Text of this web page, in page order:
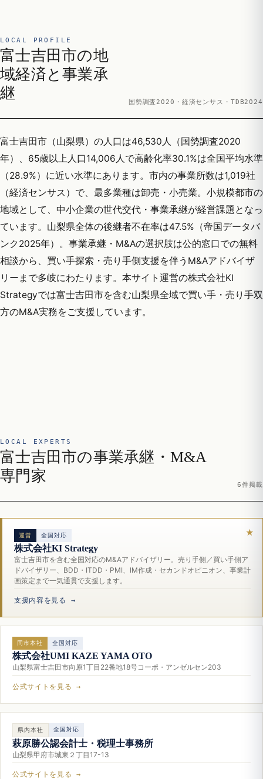
LOCAL PROFILE
富士吉田市の地
域経済と事業承
継
国勢調査2020・経済センサス・TDB2024
富士吉田市（山梨県）の人口は46,530人（国勢調査2020
年）、65歳以上人口14,006人で高齢化率30.1%は全国平均水準
（28.9%）に近い水準にあります。市内の事業所数は1,019社
（経済センサス）で、最多業種は卸売・小売業。小規模都市の
地域として、中小企業の世代交代・事業承継が経営課題となっ
ています。山梨県全体の後継者不在率は47.5%（帝国データバ
ンク2025年）。事業承継・M&Aの選択肢は公的窓口での無料
相談から、買い手探索・売り手側支援を伴うM&Aアドバイザ
リーまで多岐にわたります。本サイト運営の株式会社KI
Strategyでは富士吉田市を含む山梨県全域で買い手・売り手双
方のM&A実務をご支援しています。
LOCAL EXPERTS
富士吉田市の事業承継・M&A
専門家
6件掲載
運営 全国対応
株式会社KI Strategy
富士吉田市を含む全国対応のM&Aアドバイザリー。売り手側／買い手側ア
ドバイザリー、BDD・ITDD・PMI、IM作成・セカンドオピニオン、事業計
画策定まで一気通貫で支援します。
支援内容を見る →
同市本社 全国対応
株式会社UMI KAZE YAMA OTO
山梨県富士吉田市向原1丁目22番地18号コーポ・アンゼルセン203
公式サイトを見る →
県内本社 全国対応
萩原勝公認会計士・税理士事務所
山梨県甲府市城東２丁目17-13
公式サイトを見る →